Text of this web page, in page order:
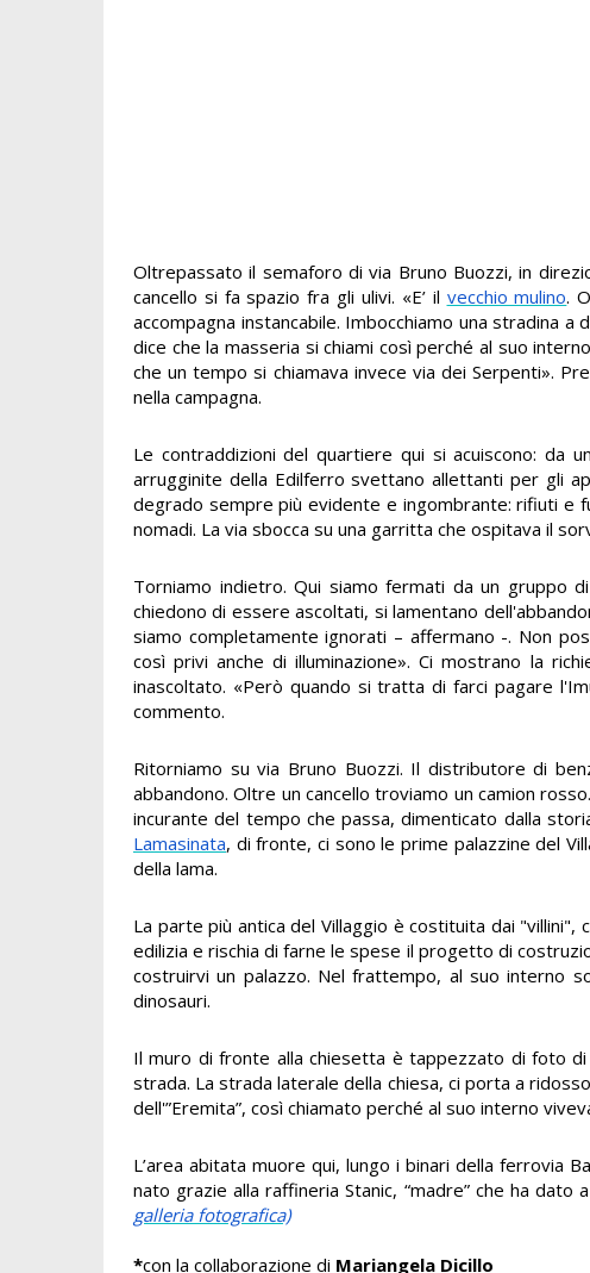
Oltrepassato il semaforo di via Bruno Buozzi, in
cancello si fa spazio fra gli ulivi. «E’ il vecchio mulino.
accompagna instancabile. Imbocchiamo una stradina
dice che la masseria si chiami così perché al suo
che un tempo si chiamava invece via dei Serpenti».
nella campagna.
Le contraddizioni del quartiere qui si acuiscono: da
arrugginite della Edilferro svettano allettanti per gli
degrado sempre più evidente e ingombrante: rifiuti e
nomadi. La via sbocca su una garritta che ospitava il
Torniamo indietro. Qui siamo fermati da un gruppo
chiedono di essere ascoltati, si lamentano
siamo completamente ignorati – affermano -. Non
così privi anche di illuminazione». Ci mostrano la
inascoltato. «Però quando si tratta di farci pagare
commento.
Ritorniamo su via Bruno Buozzi. Il distributore di
abbandono. Oltre un cancello troviamo un camion
incurante del tempo che passa, dimenticato dalla
Lamasinata, di fronte, ci sono le prime palazzine del
della lama.
La parte più antica del Villaggio è costituita dai
edilizia e rischia di farne le spese il progetto di
costruirvi un palazzo. Nel frattempo, al suo interno
dinosauri.
Il muro di fronte alla chiesetta è tappezzato di foto
strada. La strada laterale della chiesa, ci porta a
dell'”Eremita”, così chiamato perché al suo interno
L’area abitata muore qui, lungo i binari della ferrovia
nato grazie alla raffineria Stanic, “madre” che ha
galleria fotografica)
*con la collaborazione di Mariangela Dicillo